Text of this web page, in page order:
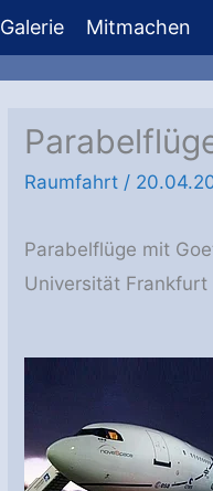
Galerie Mitmachen
Raumfahrt/
Parabelflüge mit
Universität Frankfurt